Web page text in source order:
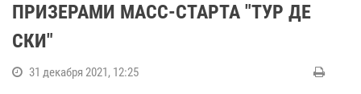
ПРИЗЕРАМИ МАСС-СТАРТА "ТУР ДЕ
СКИ"
31 декабря 2021, 12:25